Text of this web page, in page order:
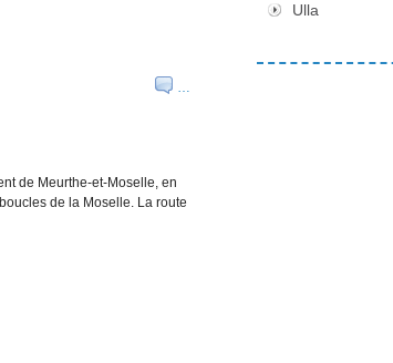
…
de Meurthe-et-Moselle, en
de la Moselle. La route
Ulla